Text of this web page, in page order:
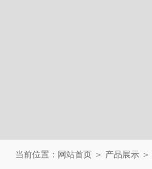
当前位置： 网站首页 ＞ 产品展示 ＞